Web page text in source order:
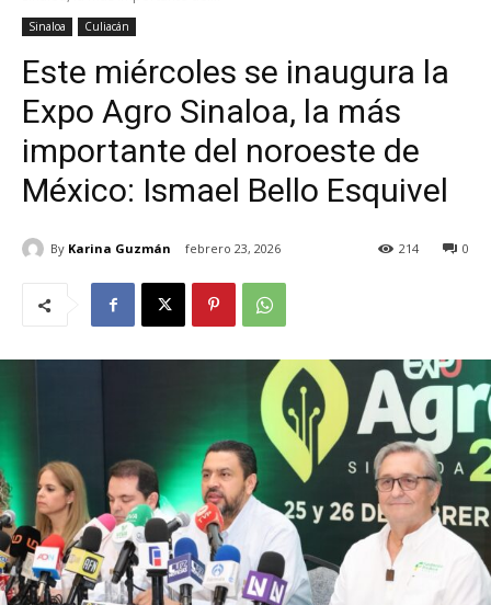
Sinaloa Culiacán
Este miércoles se inaugura la
Expo Agro Sinaloa, la más
importante del noroeste de
México: Ismael Bello Esquivel
By Karina Guzmán febrero 23, 2026 0
214